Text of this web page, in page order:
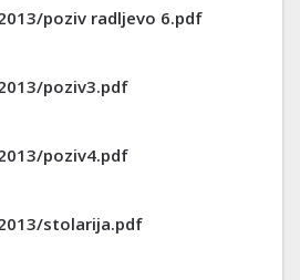
poziv radljevo 6.pdf
poziv3.pdf
poziv4.pdf
stolarija.pdf